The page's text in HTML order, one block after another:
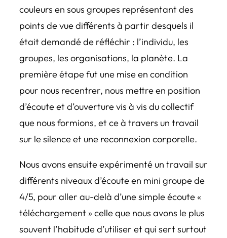
couleurs en sous groupes représentant des
points de vue différents à partir desquels il
était demandé de réfléchir : l’individu, les
groupes, les organisations, la planète. La
première étape fut une mise en condition
pour nous recentrer, nous mettre en position
d’écoute et d’ouverture vis à vis du collectif
que nous formions, et ce à travers un travail
sur le silence et une reconnexion corporelle.
Nous avons ensuite expérimenté un travail sur
différents niveaux d’écoute en mini groupe de
4/5, pour aller au-delà d’une simple écoute «
téléchargement » celle que nous avons le plus
souvent l’habitude d’utiliser et qui sert surtout